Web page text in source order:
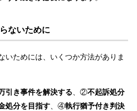
ないために
いためには、いくつか方法がありま
引き事件を解決する 、②不起訴処分
処分を目指す、④執行猶予付き判決